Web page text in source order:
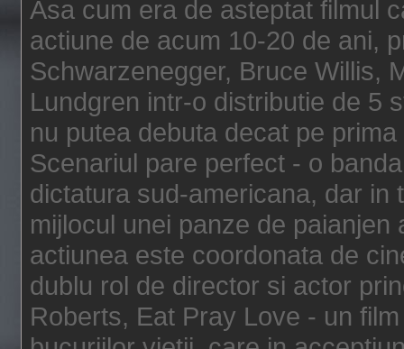
Asa cum era de asteptat filmul
actiune de acum 10-20 de ani,
Schwarzenegger, Bruce Willis,
Lundgren intr-o distributie de 5
nu putea debuta decat pe
Scenariul pare perfect - o
dictatura sud-americana, dar in
mijlocul unei panze de
actiunea este coordonata de
dublu rol de director si actor
Roberts, Eat Pray Love - un